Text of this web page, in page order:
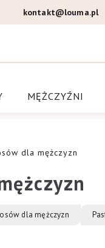
kontakt@louma.pl
MĘŻCZYŹNI
dla mężczyzn
dla mężczyzn